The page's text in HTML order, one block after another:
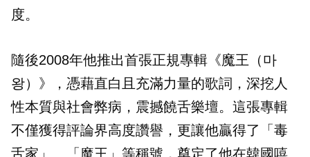
度。
隨後2008年他推出首張正規專輯《魔王（마
왕）》，憑藉直白且充滿力量的歌詞，深挖人
性本質與社會弊病，震撼饒舌樂壇。這張專輯
不僅獲得評論界高度讚譽，更讓他贏得了「毒
舌家」、「魔王」等稱號，奠定了他在韓國嘻